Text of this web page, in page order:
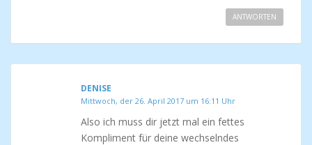
ANTWORTEN
DENISE
Mittwoch, der 26. April 2017 um 16:11 Uhr
Also ich muss dir jetzt mal ein fettes
Kompliment für deine wechselndes